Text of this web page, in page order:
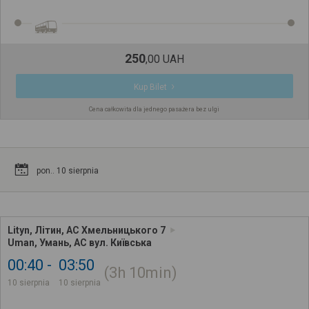
250,00 UAH
Kup Bilet
Cena całkowita dla jednego pasażera bez ulgi
pon.. 10 sierpnia
Lityn, Літин, АС Хмельницького 7
Uman, Умань, АС вул. Київська
00:40
10 sierpnia
03:50
10 sierpnia
3h 10min